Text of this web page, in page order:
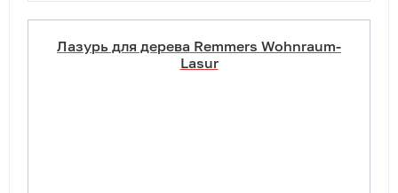
Лазурь для дерева Remmers Wohnraum-
Lasur